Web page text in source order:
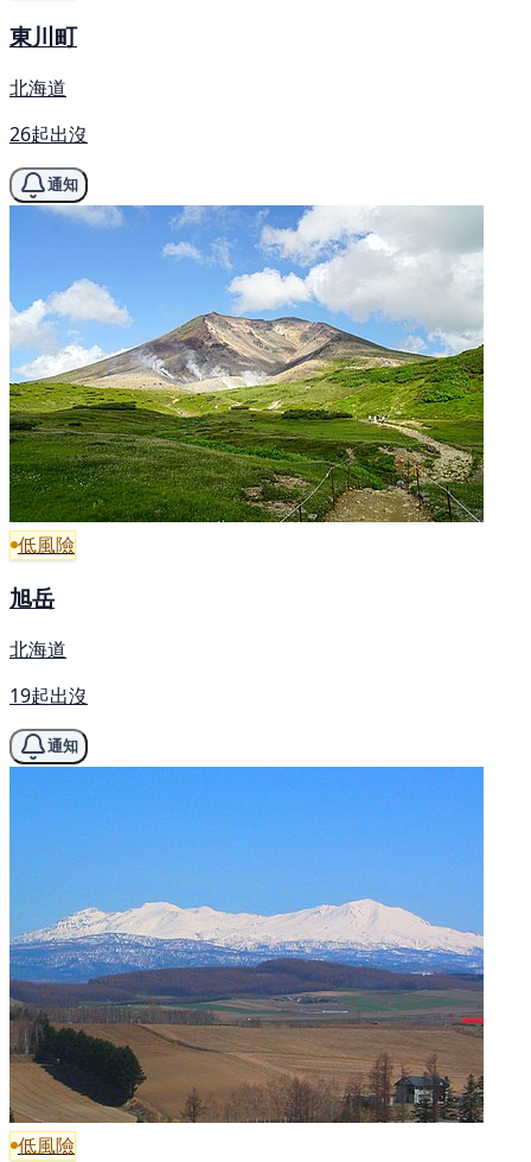
東川町
北海道
26起出沒
通知
低風險
旭岳
北海道
19起出沒
通知
低風險